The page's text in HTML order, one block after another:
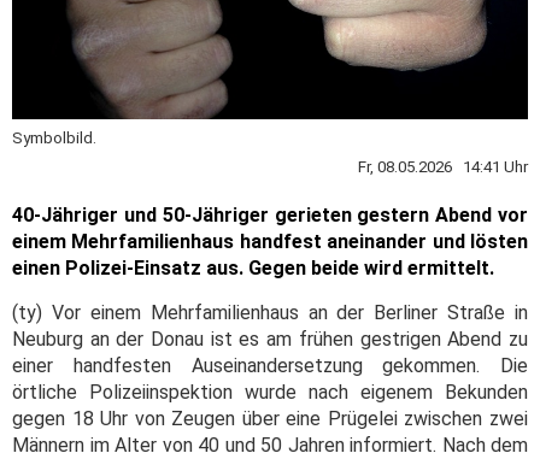
Symbolbild.
Fr, 08.05.2026 14:41 Uhr
40-Jähriger und 50-Jähriger gerieten gestern Abend vor
einem Mehrfamilienhaus handfest aneinander und lösten
einen Polizei-Einsatz aus. Gegen beide wird ermittelt.
(ty) Vor einem Mehrfamilienhaus an der Berliner Straße in
Neuburg an der Donau ist es am frühen gestrigen Abend zu
einer handfesten Auseinandersetzung gekommen. Die
örtliche Polizeiinspektion wurde nach eigenem Bekunden
gegen 18 Uhr von Zeugen über eine Prügelei zwischen zwei
Männern im Alter von 40 und 50 Jahren informiert. Nach dem